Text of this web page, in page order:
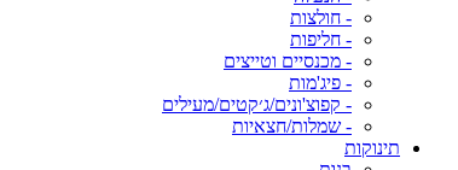
- חולצות
- חליפות
- מכנסיים וטייצים
- פיג'מות
- קפוצ'ונים/ג׳קטים/מעילים
- שמלות/חצאיות
תינוקות